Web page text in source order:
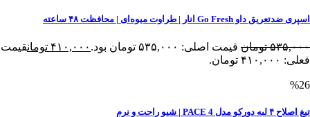
اسپری ضدتعریق داو Go Fresh انار | طراوت میوه‌ای | محافظت ۴۸ ساعته
۵۳۵,۰۰۰ تومان قیمت اصلی: ۵۳۵,۰۰۰ تومان بود. ۴۱۰,۰۰۰ تومانقیمت
فعلی: ۴۱۰,۰۰۰ تومان.
%26
تیغ اصلاح ۴ لبه دورکو مدل PACE 4 | شیو راحت و نرم